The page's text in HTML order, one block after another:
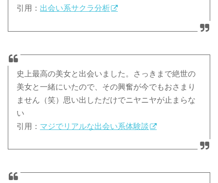
引用： 出会い系サクラ分析
史上最高の美女と出会いました。さっきまで絶世の
美女と一緒にいたので、その興奮が今でもおさまり
ません（笑）思い出しただけでニヤニヤが止まらな
い
引用： マジでリアルな出会い系体験談